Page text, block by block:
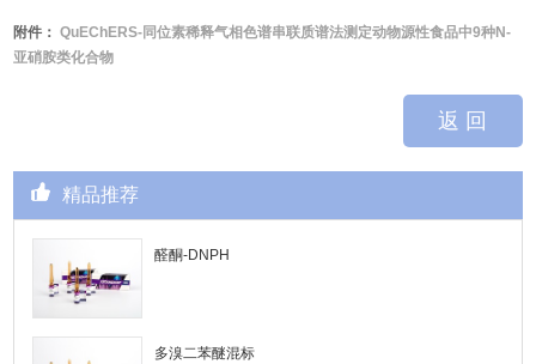
附件：QuEChERS-同位素稀释气相色谱串联质谱法测定动物源性食品中9种N-
亚硝胺类化合物
返 回
精品推荐
醛酮-DNPH
多溴二苯醚混标